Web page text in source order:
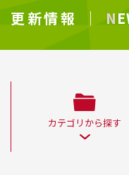
更新情報 ｜
カテゴリから探す